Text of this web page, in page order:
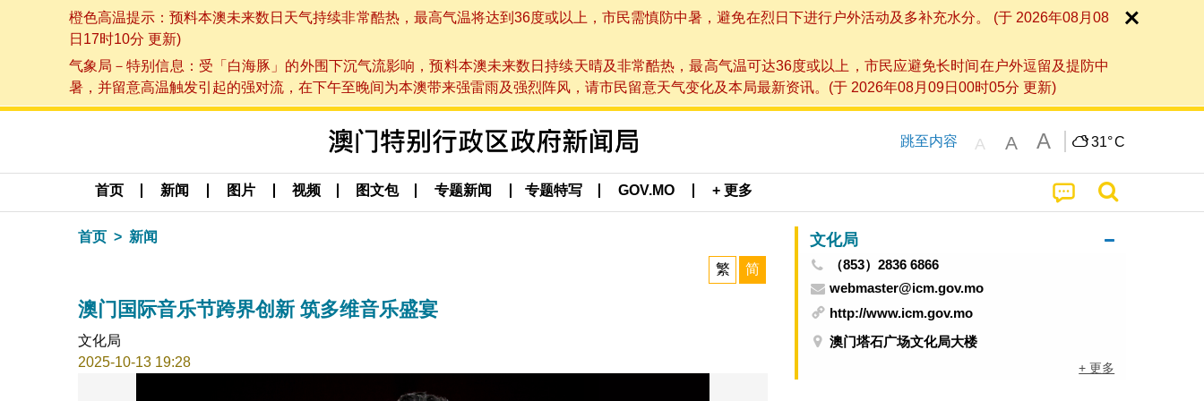
橙色高温提示：预料本澳未来数日天气持续非常酷热，最高气温将达到36度或以上，市民需慎防中暑，避免在烈日下进行户外活动及多补充水分。 (于 2026年08月08
日17时10分 更新)
气象局－特别信息：受「白海豚」的外围下沉气流影响，预料本澳未来数日持续天晴及非常酷热，最高气温可达36度或以上，市民应避免长时间在户外逗留及提防中
暑，并留意高温触发引起的强对流，在下午至晚间为本澳带来强雷雨及强烈阵风，请市民留意天气变化及本局最新资讯。(于 2026年08月09日00时05分 更新)
跳至内容 A A A 31°C
首页 新闻 图片 视频 图文包 专题新闻 专题特写 GOV.MO + 更多
首页 新闻
繁 简
澳门国际音乐节跨界创新 筑多维音乐盛宴
文化局
2025-10-13 19:28
文化局
（853）2836 6866
webmaster@icm.gov.mo
http://www.icm.gov.mo
澳门塔石广场文化局大楼
+ 更多